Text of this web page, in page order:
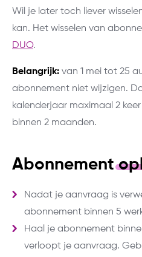
Wil je later toch liever
kan. Het wisselen van
DUO.
Belangrijk: van 1 mei tot 25
abonnement niet wijzigen.
kalenderjaar maximaal 2
binnen 2 maanden.
Abonnement
Nadat je aanvraag is
abonnement binnen 5
Haal je abonnement
verloopt je aanvraag.